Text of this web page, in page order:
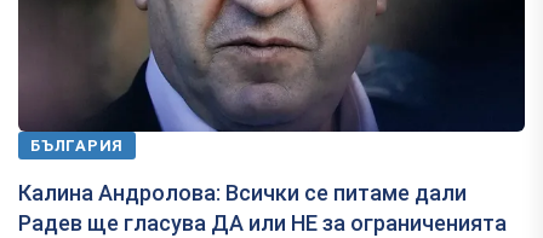
БЪЛГАРИЯ
Калина Андролова: Всички се питаме дали
Радев ще гласува ДА или НЕ за ограниченията